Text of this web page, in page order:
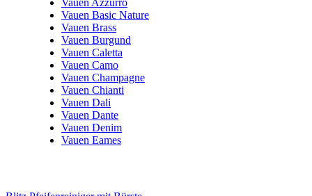
Vauen Azzurro
Vauen Basic Nature
Vauen Brass
Vauen Burgund
Vauen Caletta
Vauen Camo
Vauen Champagne
Vauen Chianti
Vauen Dali
Vauen Dante
Vauen Denim
Vauen Eames
Vauen Ferro